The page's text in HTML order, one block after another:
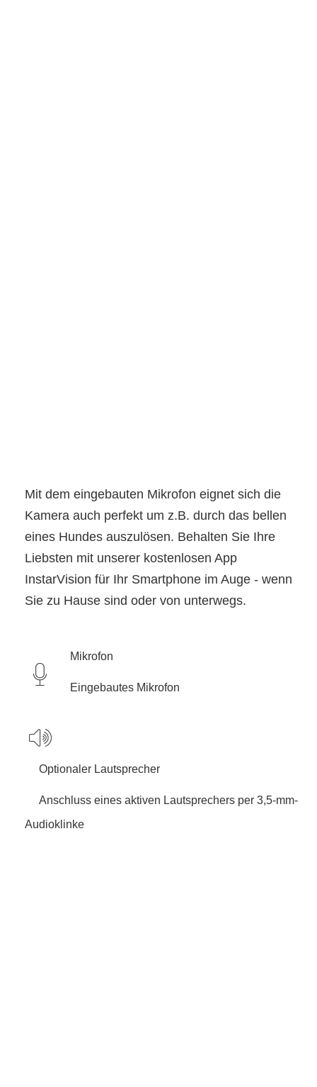
Mit dem eingebauten Mikrofon eignet sich die
Kamera auch perfekt um z.B. durch das bellen
eines Hundes auszulösen. Behalten Sie Ihre
Liebsten mit unserer kostenlosen App
InstarVision für Ihr Smartphone im Auge - wenn
Sie zu Hause sind oder von unterwegs.
Mikrofon
Eingebautes Mikrofon
Optionaler Lautsprecher
Anschluss eines aktiven Lautsprechers per 3,5-mm-
Audioklinke